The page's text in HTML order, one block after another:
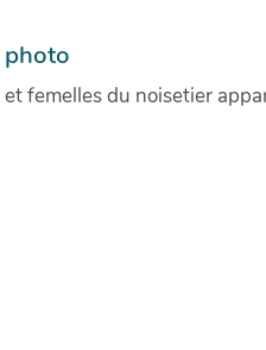
femelles du noisetier